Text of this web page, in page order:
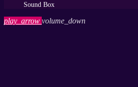
Sound Box
play_arrow volume_down